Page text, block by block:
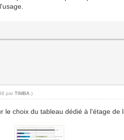
parTIMBA .)
choix du tableau dédié à l'étage de